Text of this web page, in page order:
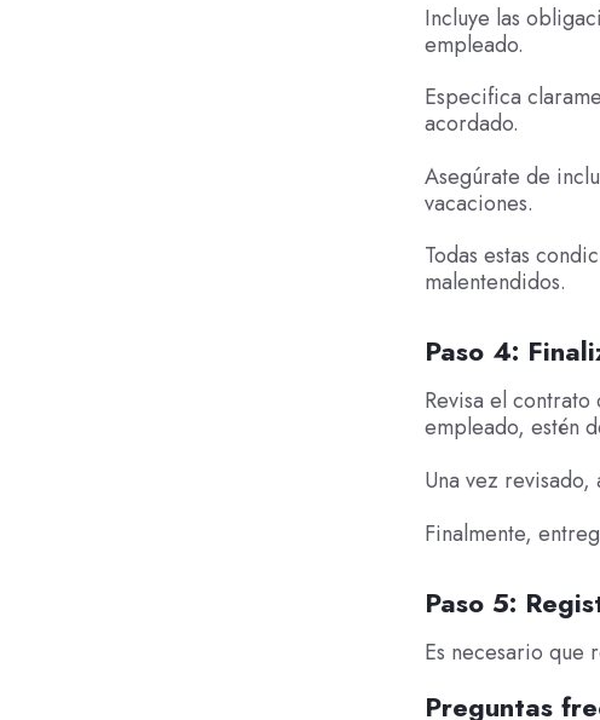
Incluye las
empleado.
Especifica
acordado.
Asegúrate de
vacaciones.
Todas estas
malentendidos.
Paso 4:
Revisa el
empleado, estén
Una vez
Finalmente,
Paso 5:
Es necesario que
Preguntas